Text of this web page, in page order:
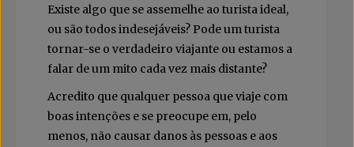
Existe algo que se assemelhe ao turista ideal,
ou são todos indesejáveis? Pode um turista
tornar-se o verdadeiro viajante ou estamos a
falar de um mito cada vez mais distante?
Acredito que qualquer pessoa que viaje com
boas intenções e se preocupe em, pelo
menos, não causar danos às pessoas e aos